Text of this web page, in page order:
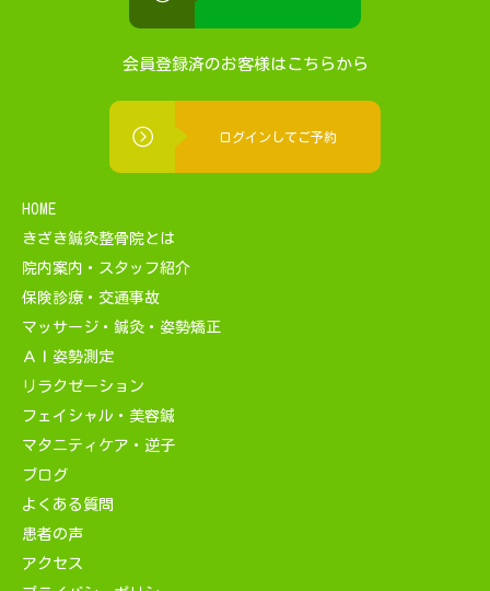
会員登録済のお客様はこちらから
ログインしてご予約
HOME
きざき鍼灸整骨院とは
院内案内・スタッフ紹介
保険診療・交通事故
マッサージ・鍼灸・姿勢矯正
ＡＩ姿勢測定
リラクゼーション
フェイシャル・美容鍼
マタニティケア・逆子
ブログ
よくある質問
患者の声
アクセス